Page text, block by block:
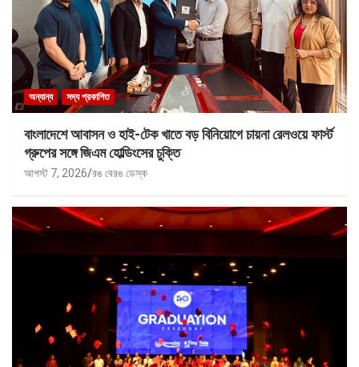
অন্যান্য সদ্য প্রকাশিত
বাংলাদেশে আবাসন ও হাই-টেক খাতে বড় বিনিয়োগে চায়না রেলওয়ে ফার্স্ট
গ্রুপের সঙ্গে জিএম হোল্ডিংসের চুক্তি
আগস্ট 7, 2026 রঙ বেরঙ ডেস্ক